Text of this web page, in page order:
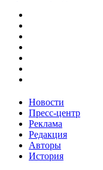
Новости
Пресс-центр
Реклама
Редакция
Авторы
История